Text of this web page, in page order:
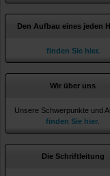
Den Aufbau eines jeden
finden Sie hier.
Wir über uns
Unsere Schwerpunkte und
finden Sie hier
Die Schriftleitung